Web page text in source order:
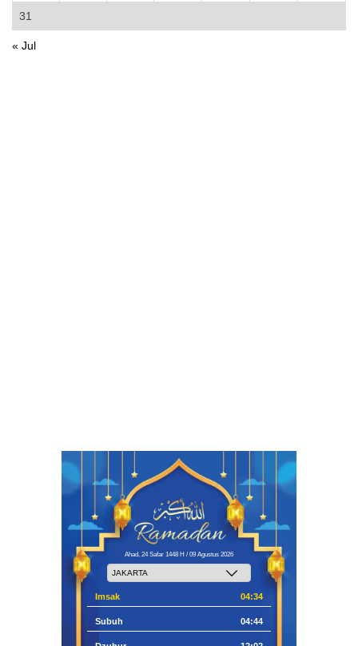
31
« Jul
Ahad, 24 Safar 1448 H / 09 Agustus 2026
Imsak 04:34
Subuh 04:44